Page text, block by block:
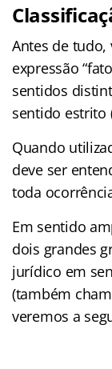
Antes de tudo,
expressão
sentidos
sentido estrito
Quando
deve ser
toda
Em sentido
dois grandes
jurídico em
(também
veremos a